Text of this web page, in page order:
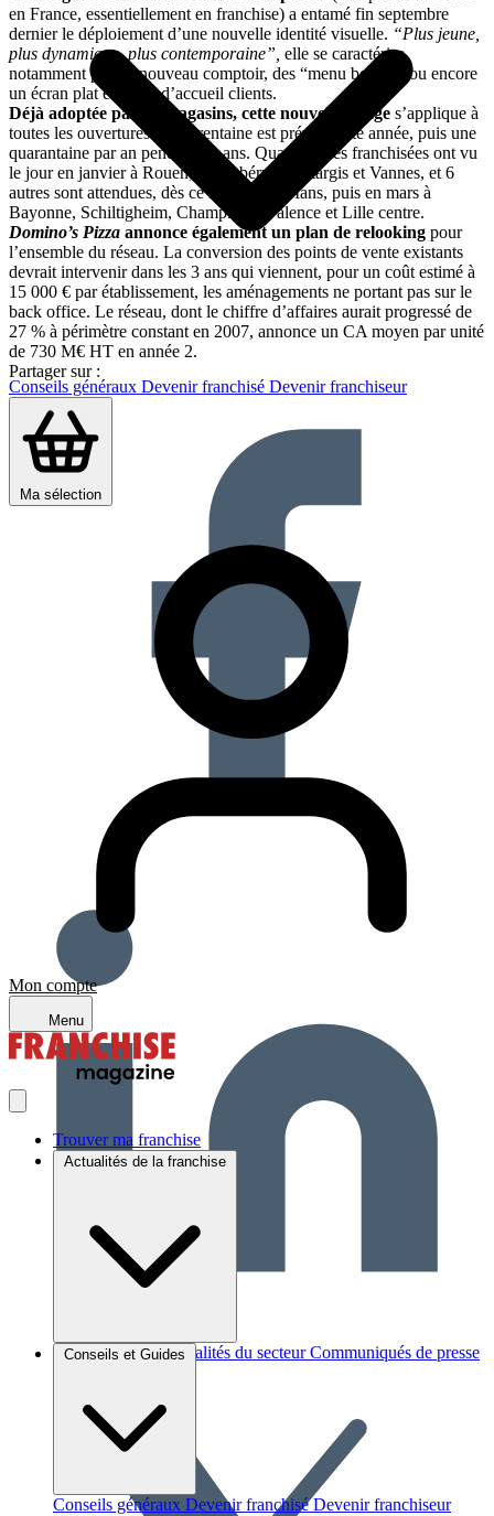
Conseils généraux Devenir franchisé Devenir franchiseur
Ma sélection
Mon compte
Menu
Trouver ma franchise
Actualités de la franchise
Brèves et actus Actualités du secteur Communiqués de presse
Conseils et Guides
Conseils généraux Devenir franchisé Devenir franchiseur
en France, essentiellement en franchise) a entamé fin septembre
dernier le déploiement d’une nouvelle identité visuelle. “Plus jeune,
plus dynamique, plus contemporaine”, elle se caractérise
notamment par un nouveau comptoir, des “menu boards” ou encore
un écran plat en zone d’accueil clients.
Déjà adoptée par 14 magasins, cette nouvelle image s’applique à
toutes les ouvertures. Une trentaine est prévue cette année, puis une
quarantaine par an pendant 10 ans. Quatre unités franchisées ont vu
le jour en janvier à Rouen, Chambéry, Montargis et Vannes, et 6
autres sont attendues, dès ce mois-ci au Mans, puis en mars à
Bayonne, Schiltigheim, Champigny, Valence et Lille centre.
Domino’s Pizza annonce également un plan de relooking pour
l’ensemble du réseau. La conversion des points de vente existants
devrait intervenir dans les 3 ans qui viennent, pour un coût estimé à
15 000 € par établissement, les aménagements ne portant pas sur le
back office. Le réseau, dont le chiffre d’affaires aurait progressé de
27 % à périmètre constant en 2007, annonce un CA moyen par unité
de 730 M€ HT en année 2.
Partager sur :